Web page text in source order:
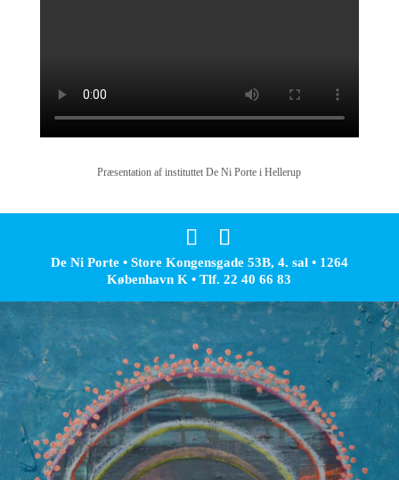
Præsentation af instituttet De Ni Porte i Hellerup
De Ni Porte • Store Kongensgade 53B, 4. sal • 1264
København K • Tlf. 22 40 66 83